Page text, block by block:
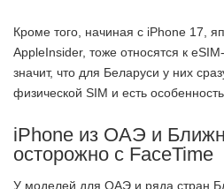
Кроме того, начиная с iPhone 17,
AppleInsider, тоже относятся к
значит, что для Беларуси у них
физической SIM и есть
iPhone из ОАЭ и
осторожно с FaceTime
У моделей для ОАЭ и ряда стран